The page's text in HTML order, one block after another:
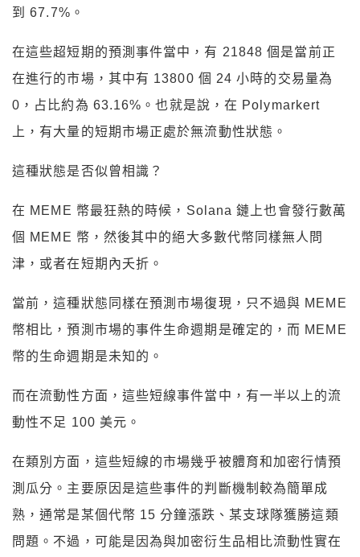
到 67.7%。
在這些超短期的預測事件當中，有 21848 個是當前正
在進行的市場，其中有 13800 個 24 小時的交易量為
0，占比約為 63.16%。也就是說，在 Polymarkert
上，有大量的短期市場正處於無流動性狀態。
這種狀態是否似曾相識？
在 MEME 幣最狂熱的時候，Solana 鏈上也會發行數萬
個 MEME 幣，然後其中的絕大多數代幣同樣無人問
津，或者在短期內夭折。
當前，這種狀態同樣在預測市場復現，只不過與 MEME
幣相比，預測市場的事件生命週期是確定的，而 MEME
幣的生命週期是未知的。
而在流動性方面，這些短線事件當中，有一半以上的流
動性不足 100 美元。
在類別方面，這些短線的市場幾乎被體育和加密行情預
測瓜分。主要原因是這些事件的判斷機制較為簡單成
熟，通常是某個代幣 15 分鐘漲跌、某支球隊獲勝這類
問題。不過，可能是因為與加密衍生品相比流動性實在